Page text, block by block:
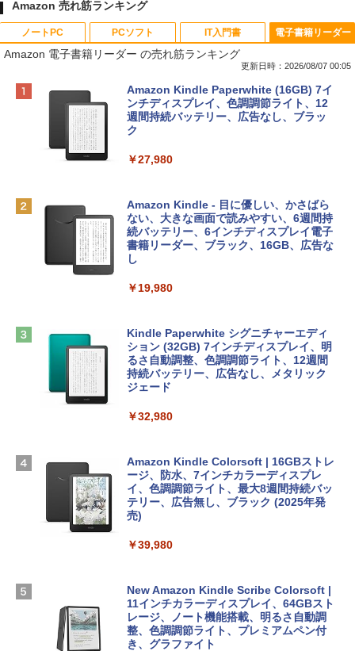
Amazon 売れ筋ランキング
ノートPC
Apple 2026 MacBook Neo A18 Proチッ
プ搭載13インチノートブック：AIとAppl
e Intelligence、Liquid Retinaディスプ
レイ、8GBメモリ、512GB SSD、1080p
ィゴ + 3年延長 AppleCare+ for 13インチ
￥162,598
tomtoc 360°保護 15.6 16インチ パソコ
ンケース Dell NEC Lavie ASUS HP dyna
Apple 2026 MacBook Air M5チップ搭載
13インチノートブック：AIとApple Intell
igence、13.6インチLiquid Retinaディ
スプレイ、24GBユニファイドメモリ、1
ラ、Touch ID - ミッドナイト + 3年延長
￥347,600
【Amazon.co.jp限定】 HP ノートパソコ
SSD インテル Core 5
FMV ノートパソコン WE1-K3 (MS 365 P
ersonal/Copilotキー搭載/Win 11/15.6型/
Core i5/16GB/SSD 512GB/ホワイト) FM
PCソフト
Robloxギフトカード - 800 Robux 【限
定バーチャルアイテムを含む】 【オンラ
インゲームコード】 ロブロックス | オン
ラインコード版
￥1,300
Robloxギフトカード - 2,000 Robux 【限
定バーチャルアイテムを含む】 【オンラ
インゲームコード】 ロブロックス | オン
ラインコード版
4(最新 永続版)|オンラインコード版|Wind
ows11、10/mac対応|PC2台
￥39,582
Robloxギフトカード - 1000 Robux 【限
ラインコード版
￥1,600
版)|オンラインコード版|Windows11、1
￥37,224
IT入門書
生成AIパスポート公式テキスト 第４版
￥1,766
出す プロンプトの言葉 AI画像生成シリー
ズ (はぴーイラストLabo)
￥480
ClaudeCode いちばんやさしい 教科書:
にもKindle出版にも！ 非エンジニアのた
めのAIコーディング入門シリーズ
￥99
FM TOWNS ハイパー・カタログ: 本体ハ
￥1,600
1冊ですべて身につくHTML & CSSとWe
電子書籍リーダー
Amazon 電子書籍リーダー の売れ筋ランキング
更新日時：2026/08/07 00:05
Amazon Kindle Paperwhite (16GB) 7イ
ンチディスプレイ、色調調節ライト、12
週間持続バッテリー、広告なし、ブラッ
ク
￥27,980
Amazon Kindle - 目に優しい、かさばら
ない、大きな画面で読みやすい、6週間持
続バッテリー、6インチディスプレイ電子
書籍リーダー、ブラック、16GB、広告な
し
￥19,980
Kindle Paperwhite シグニチャーエディ
ション (32GB) 7インチディスプレイ、明
るさ自動調整、色調調節ライト、12週間
持続バッテリー、広告なし、メタリック
ジェード
￥32,980
Amazon Kindle Colorsoft | 16GBストレ
ージ、防水、7インチカラーディスプレ
イ、色調調節ライト、最大8週間持続バッ
テリー、広告無し、ブラック (2025年発
売)
￥39,980
New Amazon Kindle Scribe Colorsoft |
11インチカラーディスプレイ、64GBスト
レージ、ノート機能搭載、明るさ自動調
整、色調調節ライト、プレミアムペン付
き、グラファイト